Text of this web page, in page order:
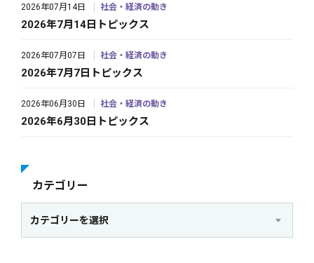
2026年07月14日 社会・経済の動き
2026年7月14日トピックス
2026年07月07日 社会・経済の動き
2026年7月7日トピックス
2026年06月30日 社会・経済の動き
2026年6月30日トピックス
カテゴリー
カテゴリーを選択